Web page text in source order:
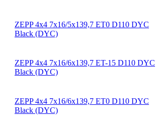
ZEPP 4x4 7x16/5x139,7 ET0 D110 DYC
Black (DYC)
ZEPP 4x4 7x16/6x139,7 ET-15 D110 DYC
Black (DYC)
ZEPP 4x4 7x16/6x139,7 ET0 D110 DYC
Black (DYC)